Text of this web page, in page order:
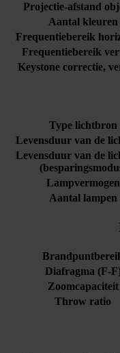
Projectie-afstand
Aantal kleuren
Frequentiebereik
Frequentiebereik
Keystone correctie,
Type lichtbron
Levensduur van de
Levensduur van de
Lampvermogen
Aantal lampen
Diafragma (F-
Zoomcapaciteit
Throw ratio